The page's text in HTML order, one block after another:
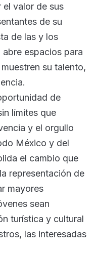
el valor de sus
de su
de las y los
espacios para
su talento,
de
límites que
y el orgullo
México y del
el cambio que
representación de
mayores
sean
turística y cultural
las interesadas